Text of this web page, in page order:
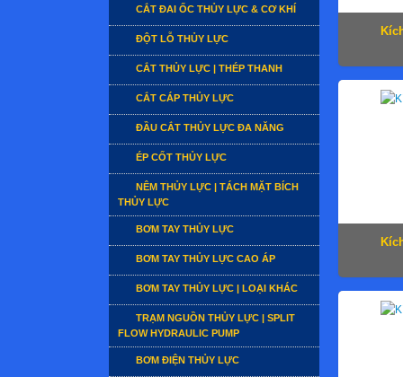
CẮT ĐAI ỐC THỦY LỰC & CƠ KHÍ
ĐỘT LỖ THỦY LỰC
CẮT THỦY LỰC | THÉP THANH
CẮT CÁP THỦY LỰC
ĐẦU CẮT THỦY LỰC ĐA NĂNG
ÉP CỐT THỦY LỰC
NÊM THỦY LỰC | TÁCH MẶT BÍCH
THỦY LỰC
BƠM TAY THỦY LỰC
BƠM TAY THỦY LỰC CAO ÁP
BƠM TAY THỦY LỰC | LOẠI KHÁC
TRẠM NGUỒN THỦY LỰC | SPLIT
FLOW HYDRAULIC PUMP
BƠM ĐIỆN THỦY LỰC